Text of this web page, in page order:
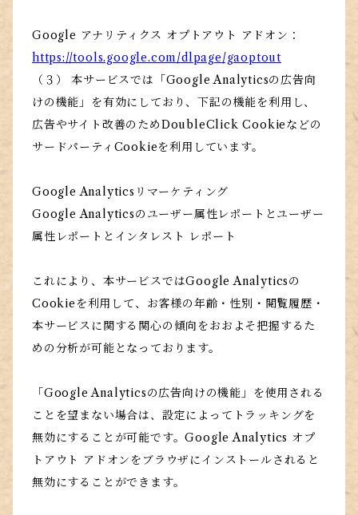
Google アナリティクス オプトアウト アドオン：
https://tools.google.com/dlpage/gaoptout
（３） 本サービスでは「Google Analyticsの広告向
けの機能」を有効にしており、下記の機能を利用し、
広告やサイト改善のためDoubleClick Cookieなどの
サードパーティCookieを利用しています。
Google Analyticsリマーケティング
Google Analyticsのユーザー属性レポートとユーザー
属性レポートとインタレスト レポート
これにより、本サービスではGoogle Analyticsの
Cookieを利用して、お客様の年齢・性別・閲覧履歴・
本サービスに関する関心の傾向をおおよそ把握するた
めの分析が可能となっております。
「Google Analyticsの広告向けの機能」を使用される
ことを望まない場合は、設定によってトラッキングを
無効にすることが可能です。Google Analytics オプ
トアウト アドオンをブラウザにインストールされると
無効にすることができます。